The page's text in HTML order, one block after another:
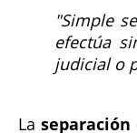
"Simple
efectúa
judicial o
La